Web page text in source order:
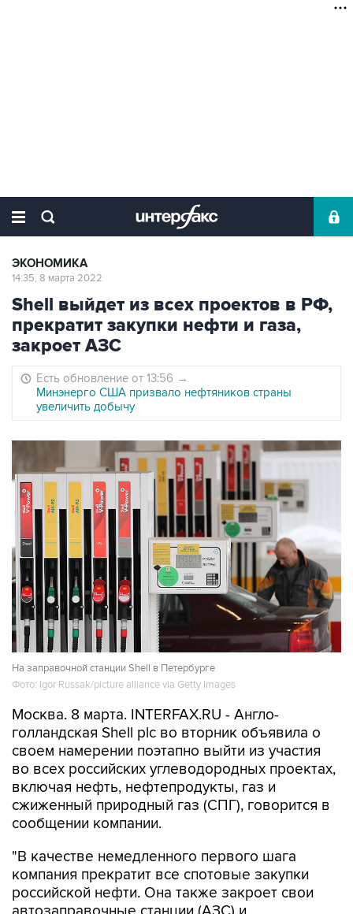
ЭКОНОМИКА
14:35, 8 марта 2022
Shell выйдет из всех проектов в РФ,
прекратит закупки нефти и газа,
закроет АЗС
Есть обновление от 13:56 →
Минэнерго США призвало нефтяников страны
увеличить добычу
На заправочной станции Shell в Петербурге
Фото: Igor Russak/picture alliance via Getty Images
Москва. 8 марта. INTERFAX.RU - Англо-
голландская Shell plc во вторник объявила о
своем намерении поэтапно выйти из участия
во всех российских углеводородных проектах,
включая нефть, нефтепродукты, газ и
сжиженный природный газ (СПГ), говорится в
сообщении компании.
"В качестве немедленного первого шага
компания прекратит все спотовые закупки
российской нефти. Она также закроет свои